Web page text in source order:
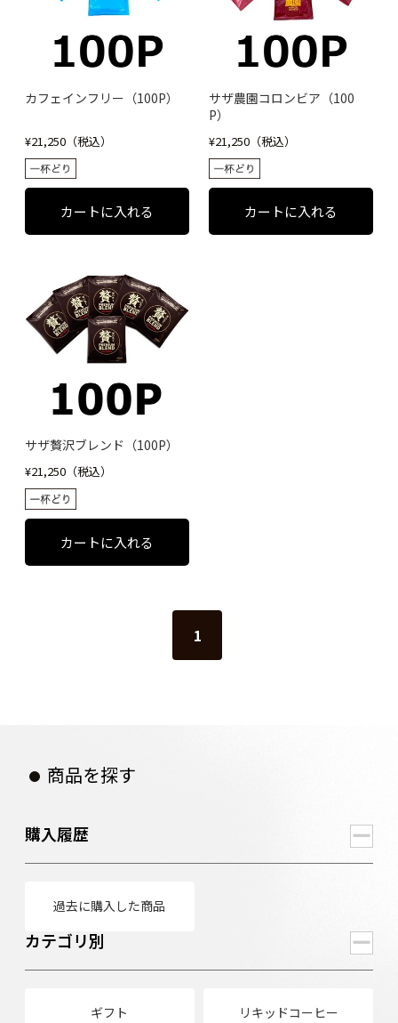
カフェインフリー（100P）
¥21,250（税込）
サザ農園コロンビア（100
P）
¥21,250（税込）
サザ贅沢ブレンド（100P）
¥21,250（税込）
1
商品を探す
購入履歴
過去に購入した商品
カテゴリ別
ギフト リキッドコーヒー